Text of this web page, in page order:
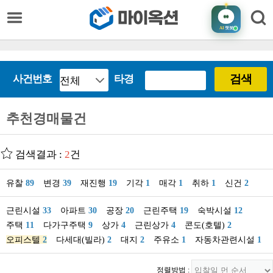
AI챗봇
사건번호 타경 검색
추천경매물건
검색결과 : 2건
유찰 89 변경 39 재진행 19 기각 1 매각 1 취하 1 신건 2
근린시설 33 아파트 30 공장 20 근린주택 19 숙박시설 12
주택 11 다가구주택 9 상가 4 근린상가 4 콘도(호텔) 2
오피스텔 2 다세대(빌라) 2 대지 2 주유소 1 자동차관련시설 1
정렬방법 :